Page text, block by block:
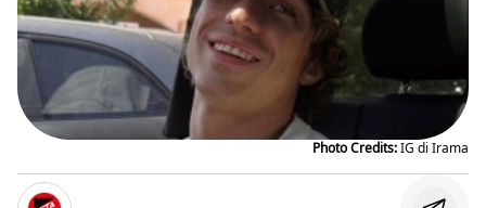
Photo Credits:IG di Irama